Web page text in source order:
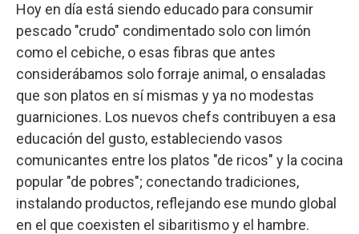
Hoy en día está siendo educado para consumir
pescado "crudo" condimentado solo con limón
como el cebiche, o esas fibras que antes
considerábamos solo forraje animal, o ensaladas
que son platos en sí mismas y ya no modestas
guarniciones. Los nuevos chefs contribuyen a esa
educación del gusto, estableciendo vasos
comunicantes entre los platos "de ricos" y la cocina
popular "de pobres"; conectando tradiciones,
instalando productos, reflejando ese mundo global
en el que coexisten el sibaritismo y el hambre.